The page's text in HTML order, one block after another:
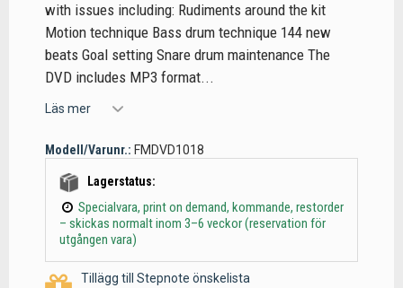
with issues including: Rudiments around the kit
Motion technique Bass drum technique 144 new
beats Goal setting Snare drum maintenance The
DVD includes MP3 format...
Läs mer
Modell/Varunr.: FMDVD1018
Lagerstatus:
Specialvara, print on demand, kommande, restorder
– skickas normalt inom 3–6 veckor (reservation för
utgången vara)
Tillägg till Stepnote önskelista